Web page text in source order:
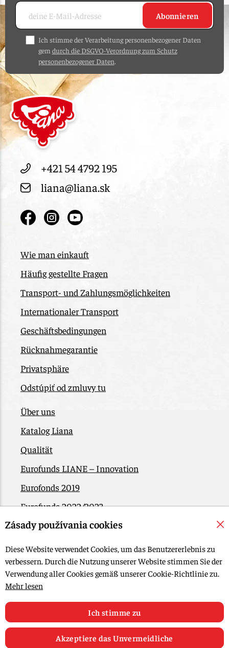
Abonnieren
Ich stimme der Verarbeitung personenbezogener Daten
gem durch die DSGVO-Verordnung zum Schutz
personenbezogener Daten.
+421 54 4792 195
liana@liana.sk
Wie man einkauft
Häufig gestellte Fragen
Transport- und Zahlungsmöglichkeiten
Internationaler Transport
Geschäftsbedingungen
Rücknahmegarantie
Privatsphäre
Odstúpiť od zmluvy tu
Über uns
Katalog Liana
Qualität
Eurofunds LIANE – Innovation
Eurofonds 2019
Eurofunds 2022/2023
EÚ Plán obnovy
Kontakt
© 2015-2026, LIANA GOLIAŠ s.r.o. Alle Rechte vorbehalten.
Cookie-Einstellungen bearbeiten
Zásady používania cookies
Diese Website verwendet Cookies, um das Benutzererlebnis zu
verbessern. Durch die Nutzung unserer Website stimmen Sie der
Verwendung aller Cookies gemäß unserer Cookie-Richtlinie zu.
Mehr lesen
Ich stimme zu
Akzeptiere das Unvermeidliche